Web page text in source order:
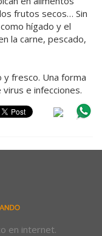
frutos secos… Sin
hígado y el
la carne, pescado,
y fresco. Una forma
e infecciones.
en internet.